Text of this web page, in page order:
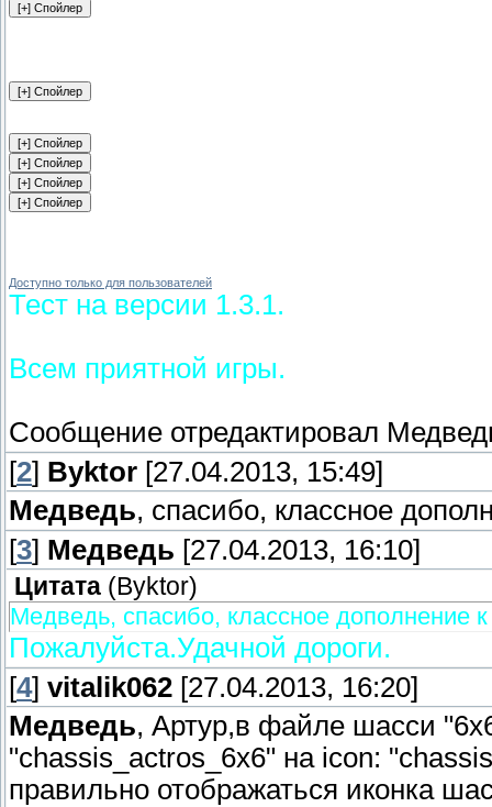
Доступно только для пользователей
Тест на версии 1.3.1.
Всем приятной игры.
Сообщение отредактировал
[2] Byktor [27.04.2013, 15:49]
Медведь, спасибо, классное
[3] Медведь [27.04.2013, 16:10]
Цитата ( Byktor)
Медведь, спасибо, классное дополнение
Пожалуйста.Удачной дороги.
[4] vitalik062 [27.04.2013, 16:20]
Медведь, Артур,в файле шасси
"chassis_actros_6x6" на icon:
правильно отображаться иконка